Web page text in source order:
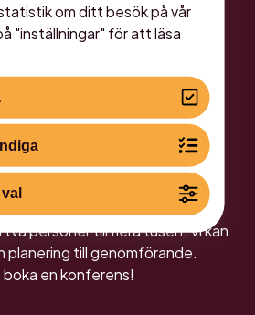
i Norrköpings
för konferens och
personer till flera tusen. Vi kan
planering till genomförande.
boka en konferens!
om ditt besök på vår
"inställningar" för att läsa